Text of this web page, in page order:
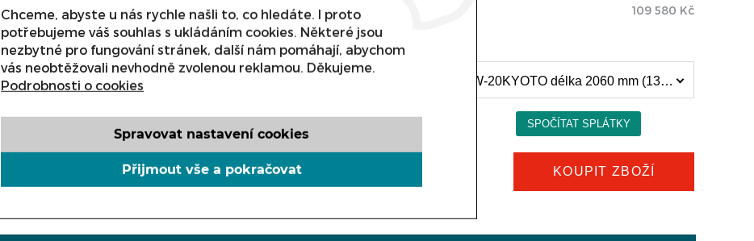
Cena bez DPH: 109 580 Kč
Varianta
Obslužná chladicí vitrína COLD KYOTO, W-20KYOTO délka 2060 mm (132 592 Kč)
KOUPIT ZBOŽÍ
Chceme, abyste u nás rychle našli to, co hledáte. I proto
potřebujeme váš souhlas s ukládáním cookies. Některé jsou
nezbytné pro fungování stránek, další nám pomáhají, abychom
vás neobtěžovali nevhodně zvolenou reklamou. Děkujeme.
Podrobnosti o cookies
Spravovat nastavení cookies
Přijmout vše a pokračovat